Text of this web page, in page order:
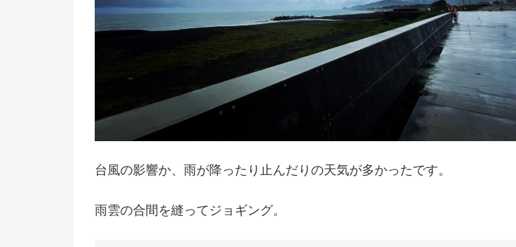
台風の影響か、雨が降ったり止んだりの天気が多かったです。
雨雲の合間を縫ってジョギング。